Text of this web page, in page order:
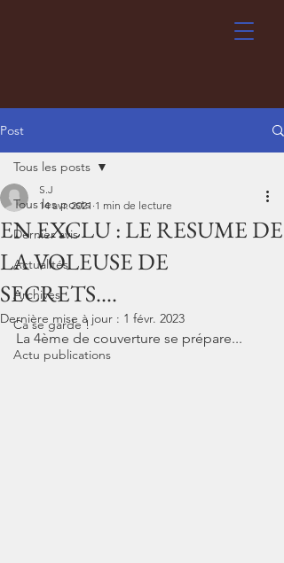
Post
Tous les posts
Dernier avis
Actualités
Archives
Ca se garde !
Actu publications
Tous les posts
EN EXCLU : LE RESUME DE
LA VOLEUSE DE
SECRETS....
S.J
14 avr. 2021 1 min de lecture
Dernière mise à jour : 1 févr. 2023
La 4ème de couverture se prépare...